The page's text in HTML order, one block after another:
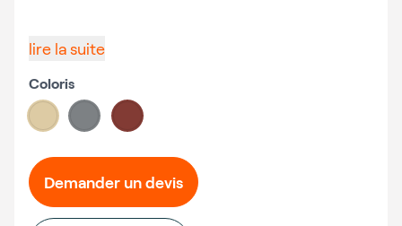
lire la suite
Coloris
Choose a color
#ddcba4#7d8184#823b34
Demander un devis